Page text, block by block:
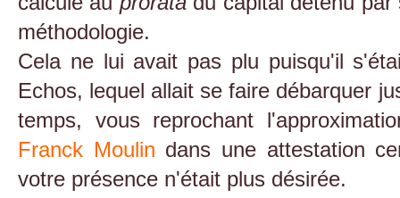
méthodologie.
Cela ne lui avait pas plu puisqu'il
Echos, lequel allait se faire débarquer
temps, vous reprochant
Franck Moulin dans une attestation
votre présence n'était plus désirée.